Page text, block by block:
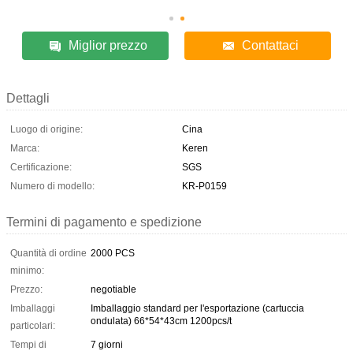
Miglior prezzo Contattaci
Dettagli
Luogo di origine:
Cina
Marca:
Keren
Certificazione:
SGS
Numero di modello:
KR-P0159
Termini di pagamento e spedizione
Quantità di ordine
minimo:
2000 PCS
Prezzo:
negotiable
Imballaggi
particolari:
Imballaggio standard per l'esportazione (cartuccia
ondulata) 66*54*43cm 1200pcs/t
Tempi di
7 giorni